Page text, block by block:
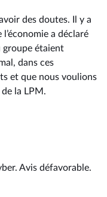
des doutes. Il y a
a déclaré
groupe étaient
dans ces
et que nous voulions
la LPM.
Avis défavorable.